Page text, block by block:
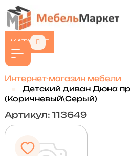
КАТАЛОГ
Интернет-магазин мебели
Детский диван Дюна
(Коричневый\Серый)
Артикул: 113649